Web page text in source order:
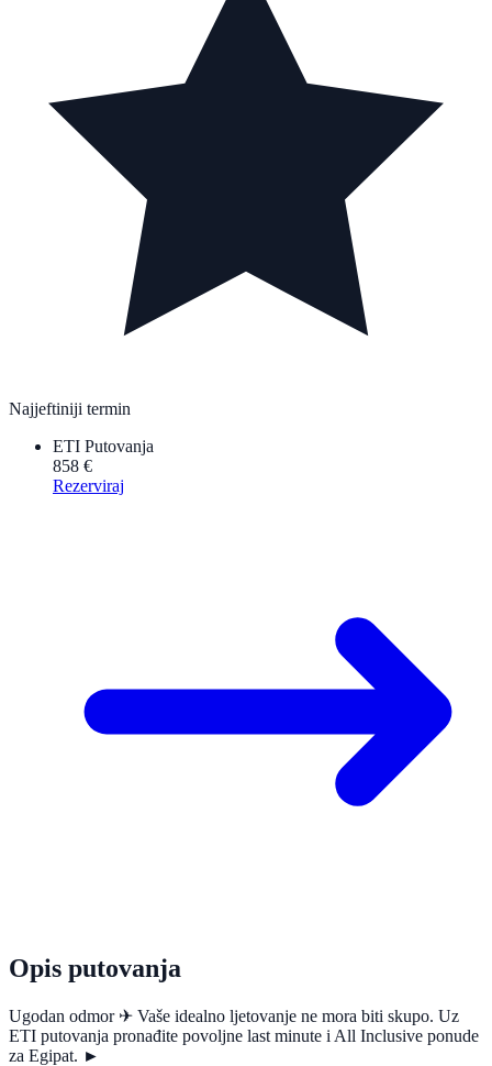
Najjeftiniji termin
ETI Putovanja
858 €
Rezerviraj
Opis putovanja
Ugodan odmor ✈ Vaše idealno ljetovanje ne mora biti skupo. Uz
ETI putovanja pronađite povoljne last minute i All Inclusive ponude
za Egipat. ►